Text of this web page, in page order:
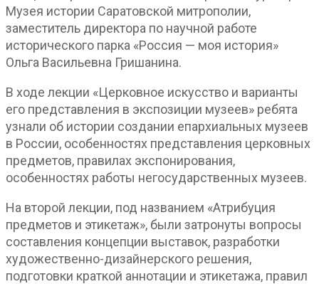
Музея истории Саратовской митрополии,
заместитель директора по научной работе
исторического парка «Россия — моя история»
Ольга Васильевна Гришанина.
В ходе лекции «Церковное искусство и варианты
его представления в экспозиции музеев» ребята
узнали об истории создании епархиальных музеев
в России, особенностях представления церковных
предметов, правилах экспонирования,
особенностях работы негосударственных музеев.
На второй лекции, под названием «Атрибуция
предметов и этикетаж», были затронуты вопросы
составления концепции выставок, разработки
художественно-дизайнерского решения,
подготовки краткой аннотации и этикетажа, правил